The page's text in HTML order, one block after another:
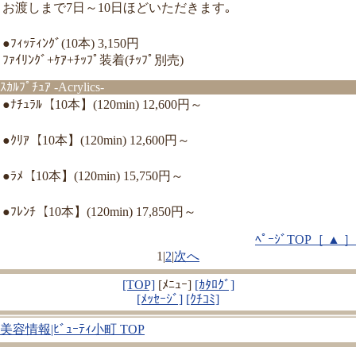
お渡しまで7日～10日ほどいただきます｡
●ﾌｨｯﾃｨﾝｸﾞ(10本) 3,150円
ﾌｧｲﾘﾝｸﾞ+ｹｱ+ﾁｯﾌﾟ装着(ﾁｯﾌﾟ別売)
ｽｶﾙﾌﾟﾁｭｱ -Acrylics-
●ﾅﾁｭﾗﾙ【10本】(120min) 12,600円～
●ｸﾘｱ【10本】(120min) 12,600円～
●ﾗﾒ【10本】(120min) 15,750円～
●ﾌﾚﾝﾁ【10本】(120min) 17,850円～
ﾍﾟｰｼﾞTOP［ ▲ ］
1 2 次へ
[TOP][ﾒﾆｭｰ] [ｶﾀﾛｸﾞ]
[ﾒｯｾｰｼﾞ] [ｸﾁｺﾐ]
美容情報|ﾋﾞｭｰﾃｨ小町 TOP